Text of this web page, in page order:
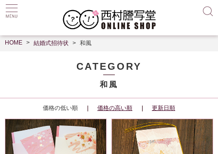
HOME 結婚式招待状 和風
CATEGORY
和風
価格の低い順 価格の高い順 更新日順